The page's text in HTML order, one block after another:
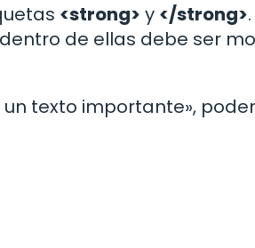
<strong> y </strong>
de ellas debe ser
texto importante»,